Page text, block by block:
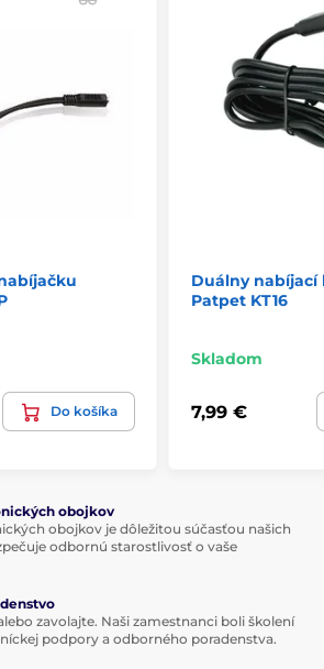
Do košíka
Duálny nabíjací
Patpet KT16
Skladom
7,99 €
obojkov
obojkov je dôležitou súčasťou našich
odbornú starostlivosť o vaše
zavolajte. Naši zamestnanci boli školení
podpory a odborného poradenstva.